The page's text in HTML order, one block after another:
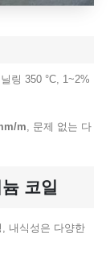
링 350 °C, 1~2%
m, 문제 없는 다
코일
내식성은 다양한